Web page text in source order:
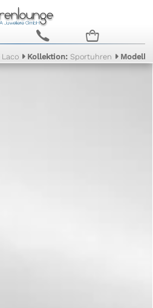
c n
Laco Kollektion:Sportuhren Modell: